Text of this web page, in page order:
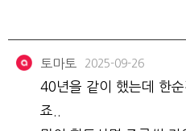
토마토 2025-09-26
40년을 같이 했는데 한
죠..